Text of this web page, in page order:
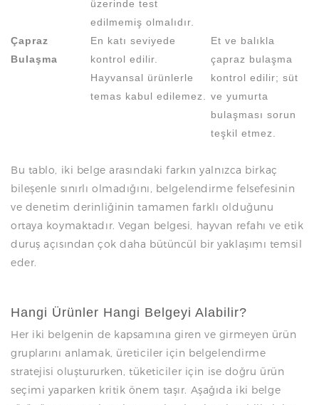
üzerinde test
edilmemiş olmalıdır.
Çapraz
Bulaşma
En katı seviyede
kontrol edilir.
Hayvansal ürünlerle
temas kabul edilemez.
Et ve balıkla
çapraz bulaşma
kontrol edilir; süt
ve yumurta
bulaşması sorun
teşkil etmez.
Bu tablo, iki belge arasındaki farkın yalnızca birkaç
bileşenle sınırlı olmadığını, belgelendirme felsefesinin
ve denetim derinliğinin tamamen farklı olduğunu
ortaya koymaktadır. Vegan belgesi, hayvan refahı ve etik
duruş açısından çok daha bütüncül bir yaklaşımı temsil
eder.
Hangi Ürünler Hangi Belgeyi Alabilir?
Her iki belgenin de kapsamına giren ve girmeyen ürün
gruplarını anlamak, üreticiler için belgelendirme
stratejisi oluştururken, tüketiciler için ise doğru ürün
seçimi yaparken kritik önem taşır. Aşağıda iki belge